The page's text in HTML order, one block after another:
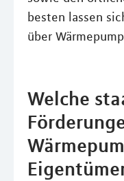
besten lassen
über
Welche